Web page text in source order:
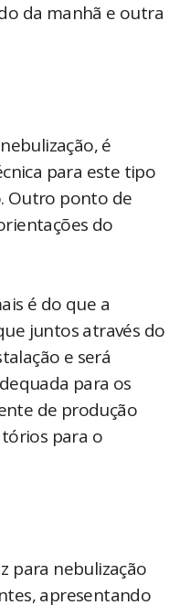
da manhã e outra
é
para este tipo
Outro ponto de
do
é do que a
juntos através do
e será
para os
de produção
para o
para nebulização
apresentando